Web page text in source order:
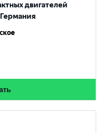
двигателей